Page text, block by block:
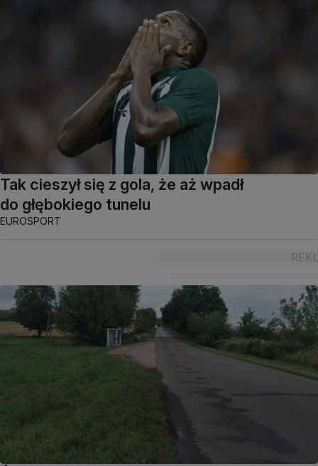
Tak cieszył się z gola, że aż wpadł
do głębokiego tunelu
EUROSPORT